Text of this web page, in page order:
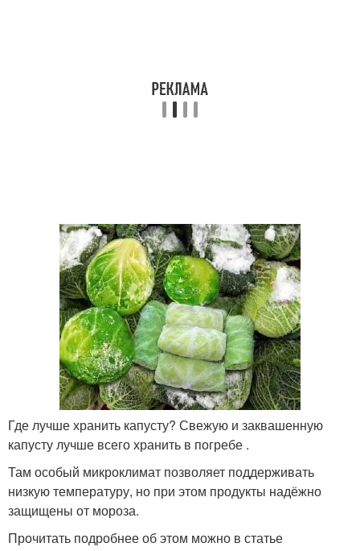
Где лучше хранить капусту? Свежую и заквашенную
капусту лучше всего хранить в погребе .
Там особый микроклимат позволяет поддерживать
низкую температуру, но при этом продукты надёжно
защищены от мороза.
Прочитать подробнее об этом можно в статье